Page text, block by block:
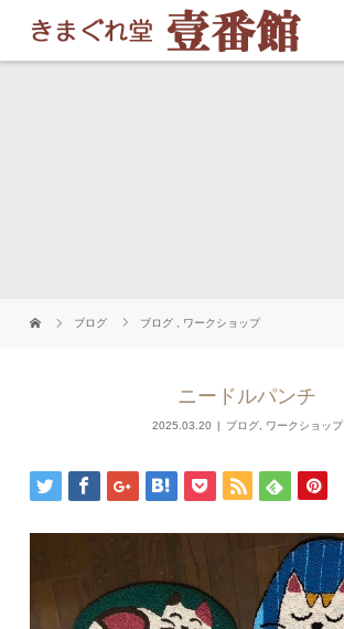
ブログ ブログ ワークショップ
ニードルパンチ
2025.03.20 ブログ, ワークショップ